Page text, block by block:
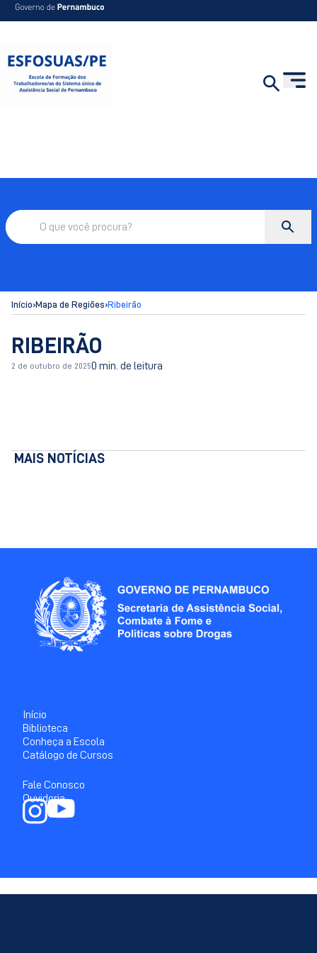
Início›Mapa de Regiões›Ribeirão
RIBEIRÃO
2 de outubro de 20250 min. de leitura
MAIS NOTÍCIAS
Início
Biblioteca
Conheça a Escola
Catálogo de Cursos
Fale Conosco
Ouvidoria